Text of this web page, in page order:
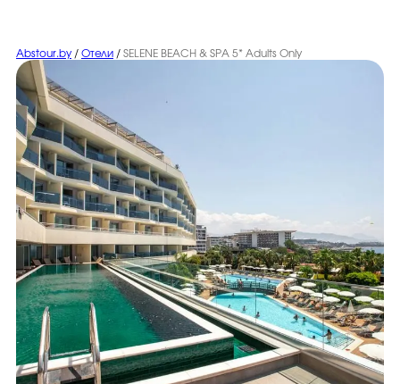
Abstour.by / Отели / SELENE BEACH & SPA 5* Adults Only